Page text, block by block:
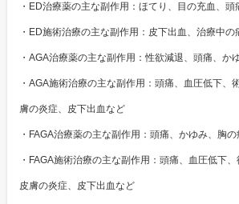
・ED治療薬の主な副作用：ほてり、目の充血、頭
・ED施術治療の主な副作用：皮下出血、治療中の
・AGA治療薬の主な副作用：性欲減退、頭痛、か
・AGA施術治療の主な副作用：頭痛、血圧低下、
膚の炎症、皮下出血など
・FAGA治療薬の主な副作用：頭痛、かゆみ、胸
・FAGA施術治療の主な副作用：頭痛、血圧低下、
皮膚の炎症、皮下出血など